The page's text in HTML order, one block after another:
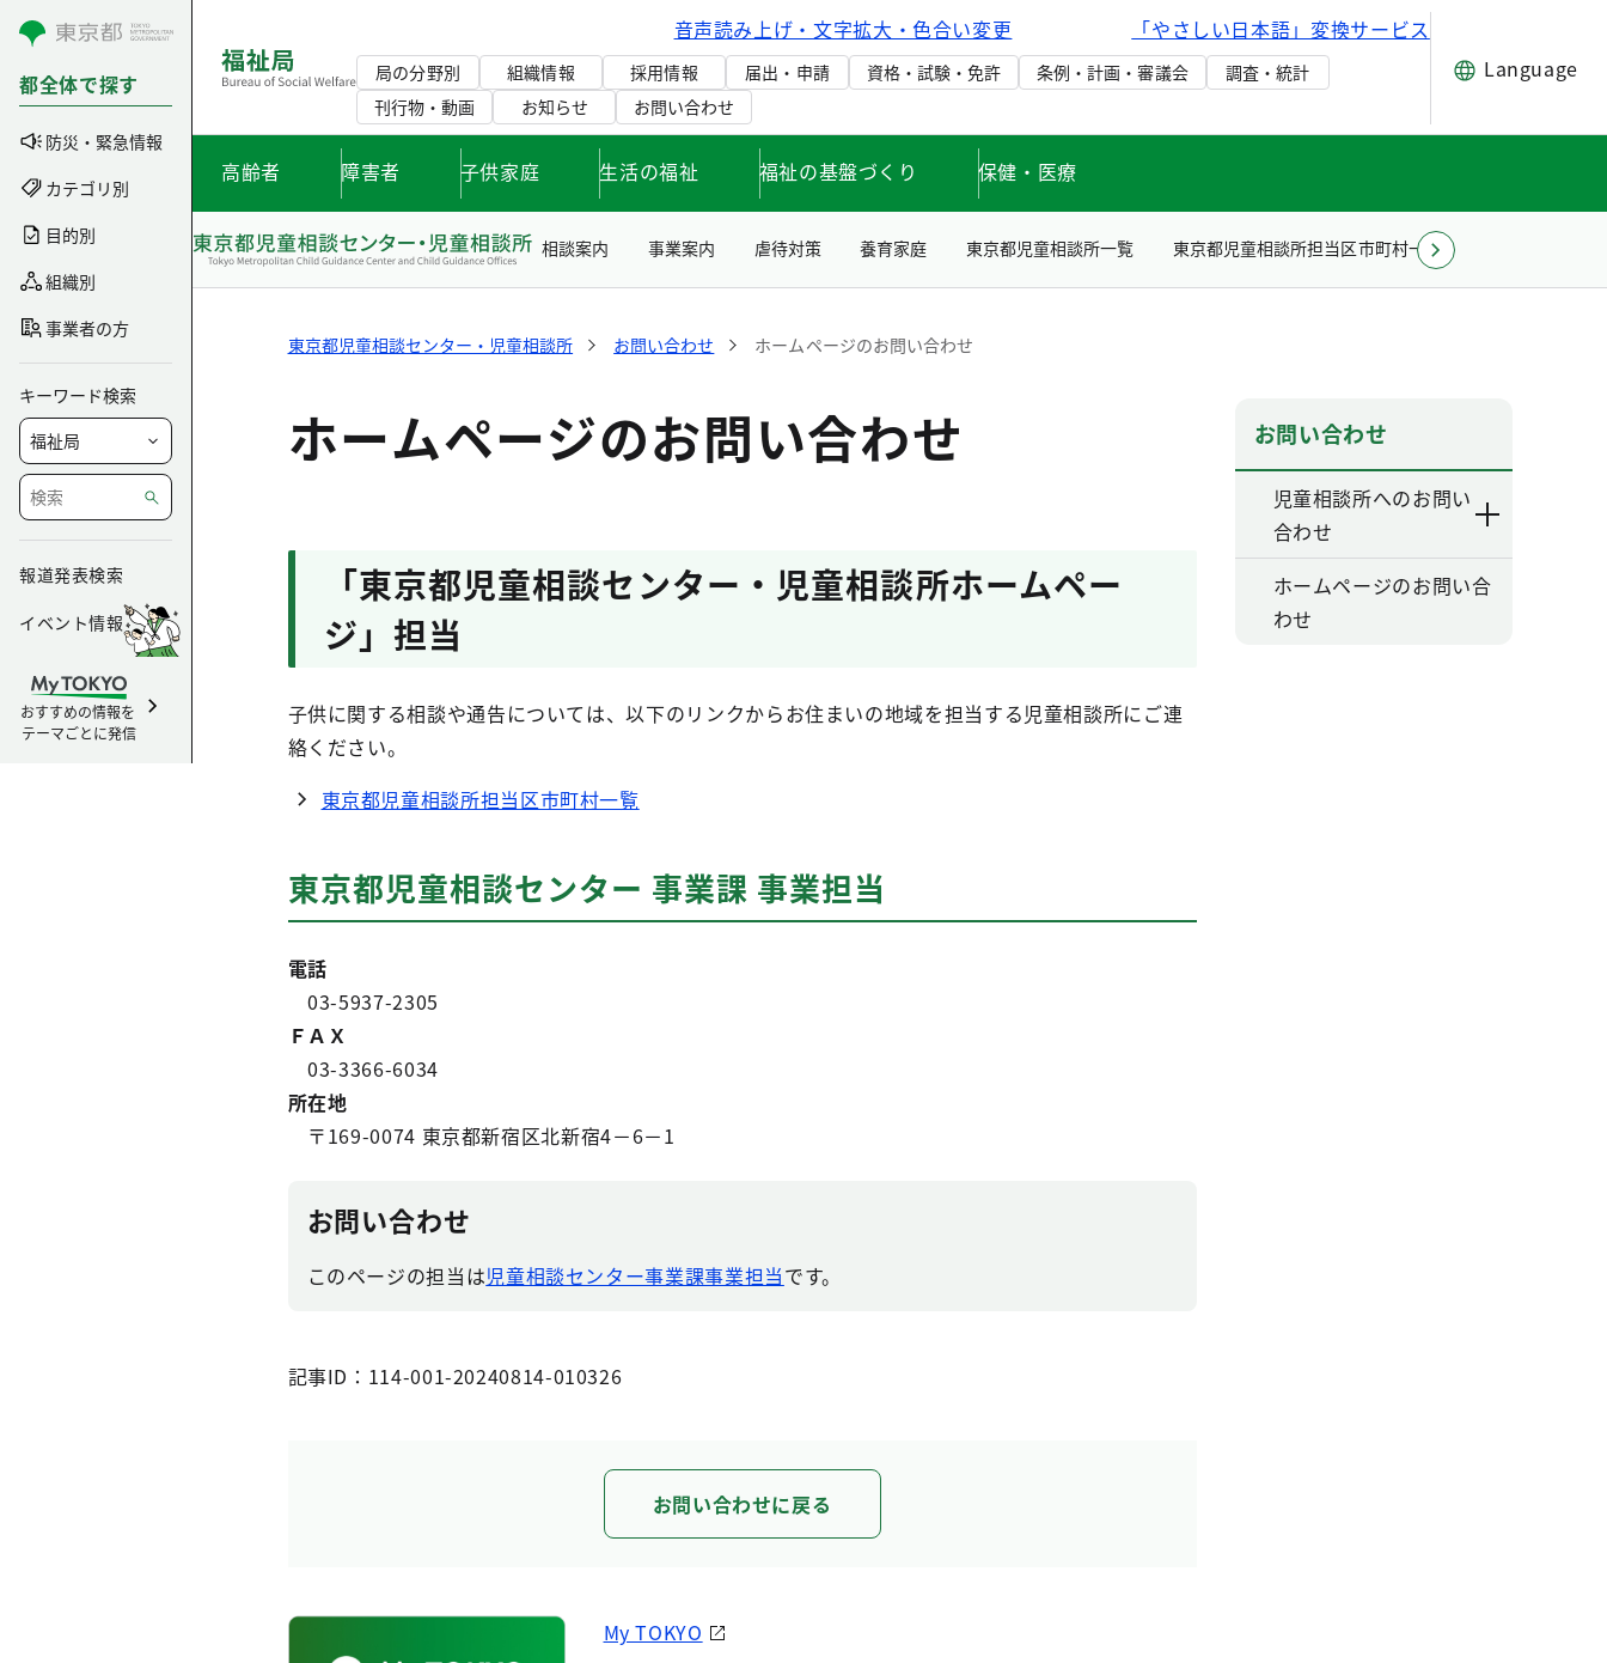
コンテンツにスキップ
都全体で探す
防災・緊急情報
カテゴリ別
目的別
組織別
事業者の方
キーワード検索
報道発表検索
イベント情報
おすすめの情報を
テーマごとに発信
音声読み上げ・文字拡大・色合い変更 「やさしい日本語」変換サービス
局の分野別 組織情報 採用情報 届出・申請 資格・試験・免許 条例・計画・審議会
調査・統計
刊行物・動画
お知らせ お問い合わせ
Language
高齢者 障害者 子供家庭 生活の福祉 福祉の基盤づくり 保健・医療
相談案内 事業案内 虐待対策 養育家庭 東京都児童相談所一覧 東京都児童相談所担当区市町村一覧
東京都児童相談センター・児童相談所 お問い合わせ ホームページのお問い合わせ
ホームページのお問い合わせ
「東京都児童相談センター・児童相談所ホームペー
ジ」担当
子供に関する相談や通告については、以下のリンクからお住まいの地域を担当する児童相談所にご連
絡ください。
東京都児童相談所担当区市町村一覧
東京都児童相談センター 事業課 事業担当
電話
03-5937-2305
ＦＡＸ
03-3366-6034
所在地
〒169-0074 東京都新宿区北新宿4－6－1
お問い合わせ
このページの担当は児童相談センター事業課事業担当です。
記事ID：114-001-20240814-010326
お問い合わせに戻る
My TOKYO
お問い合わせ
児童相談所へのお問い
合わせ
ホームページのお問い合
わせ